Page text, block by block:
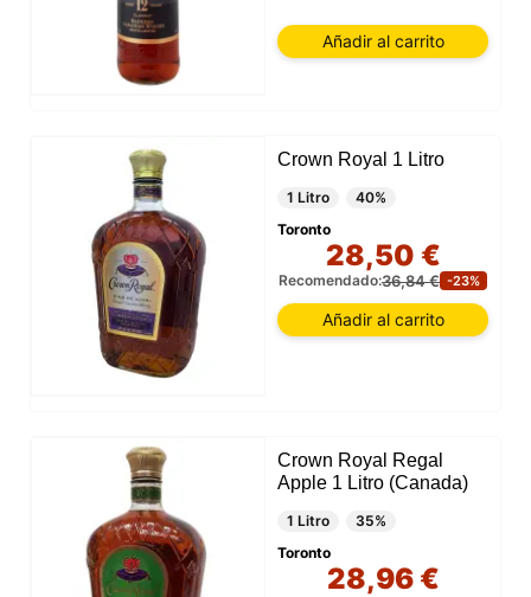
Añadir al carrito
Crown Royal 1 Litro
1 Litro
40%
Toronto
28,50 €
Recomendado:36,84 € -23%
Añadir al carrito
Crown Royal Regal
Apple 1 Litro (Canada)
1 Litro
35%
Toronto
28,96 €